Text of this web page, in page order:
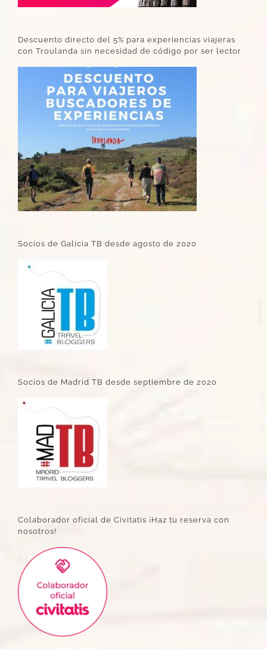
Descuento directo del 5% para experiencias viajeras
con Troulanda sin necesidad de código por ser lector
Socios de Galicia TB desde agosto de 2020
Socios de Madrid TB desde septiembre de 2020
Colaborador oficial de Civitatis ¡Haz tu reserva con
nosotros!